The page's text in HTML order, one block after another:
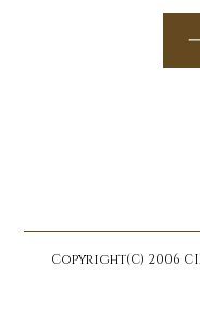
Copyright(C) 2006